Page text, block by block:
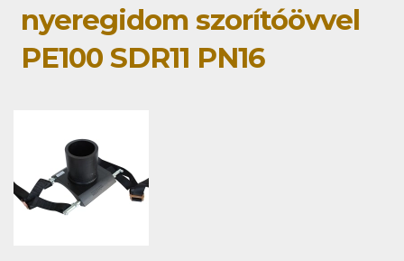
nyeregidom szorítóövvel
PE100 SDR11 PN16